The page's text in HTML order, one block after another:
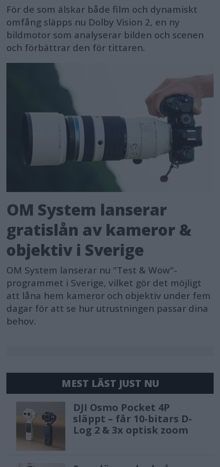
För de som älskar både film och dynamiskt
omfång släpps nu Dolby Vision 2, en ny
bildmotor som analyserar bilden och scenen
och förbättrar den för tittaren.
OM System lanserar
gratislån av kameror &
objektiv i Sverige
OM System lanserar nu "Test & Wow"-
programmet i Sverige, vilket gör det möjligt
att låna hem kameror och objektiv under fem
dagar för att se hur utrustningen passar dina
behov.
MEST LÄST JUST NU
DJI Osmo Pocket 4P
släppt – får 10-bitars D-
Log 2 & 3x optisk zoom